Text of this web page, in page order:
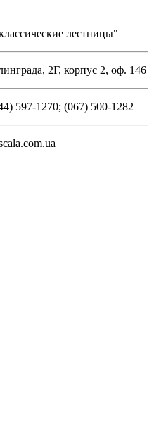
лестницы"
2Г, корпус 2, оф. 146
597-1270; (067) 500-1282